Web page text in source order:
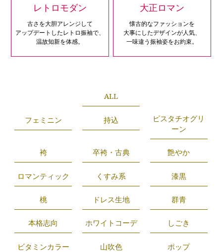
レトロモダン
古さを大胆アレンジして
アップデートしたレトロ振袖で、
温故知新を体感。
大正ロマン
懐古的なファッションを
大事にしたデザインが人気、
一味違う振袖姿をお約束。
ALL
フェミニン 持込
ピスタチオグリ
ーン
袴 卒袴・古典 艶やか
ロマンティック くすみ系 漆黒
桃 ドレス生地 群青
本格志向 ホワイトコーデ しごき
ビタミンカラー 山吹色 ポップ